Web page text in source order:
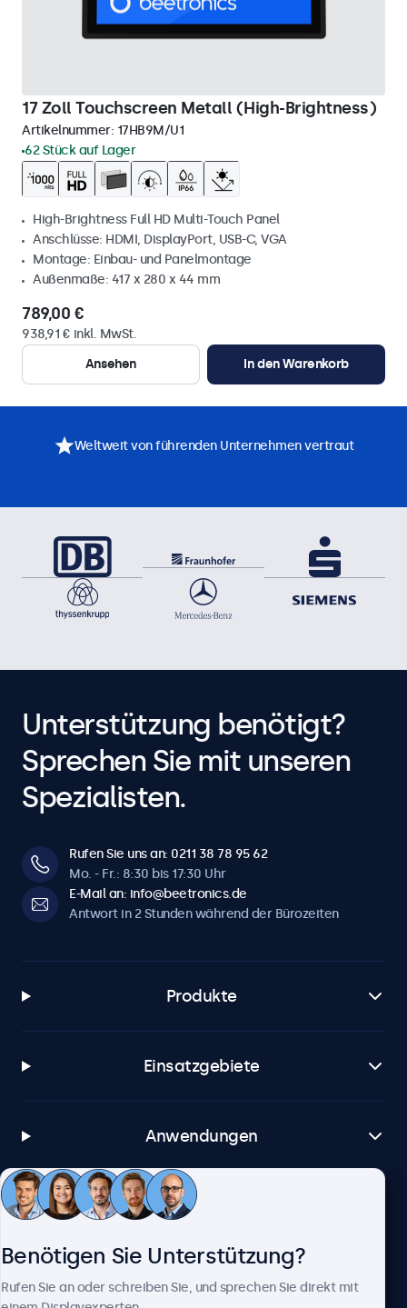
17 Zoll Touchscreen Metall (High-Brightness)
Artikelnummer: 17HB9M/U1
62 Stück auf Lager
High-Brightness Full HD Multi-Touch Panel
Anschlüsse: HDMI, DisplayPort, USB-C, VGA
Montage: Einbau- und Panelmontage
Außenmaße: 417 x 280 x 44 mm
789,00 €
938,91 € inkl. MwSt.
Ansehen
In den Warenkorb
Weltweit von führenden Unternehmen vertraut
Unterstützung benötigt?
Sprechen Sie mit unseren
Spezialisten.
Rufen Sie uns an: 0211 38 78 95 62
Mo. - Fr.: 8:30 bis 17:30 Uhr
E-Mail an: info@beetronics.de
Antwort in 2 Stunden während der Bürozeiten
Produkte
Einsatzgebiete
Anwendungen
Kundenservice
Benötigen Sie Unterstützung?
Rufen Sie an oder schreiben Sie, und sprechen Sie direkt mit